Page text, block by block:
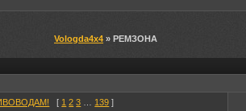
Vologda4x4 » РЕМЗОНА
[ 1 2 3 139 ]